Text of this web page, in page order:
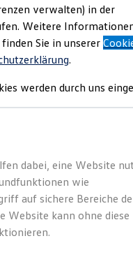
Gebrauchtwagen
Leasing
sich.
verwalten) in der
Weitere
Sie in unserer
.
werden durch uns
dabei, eine Website
wie
auf sichere Bereiche
Website kann ohne diese